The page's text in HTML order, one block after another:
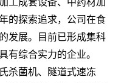
工成套设备、中药材加
的探索追求，公司在食
发展。目前已形成集科
有综合实力的企业。
杀菌机、隧道式速冻